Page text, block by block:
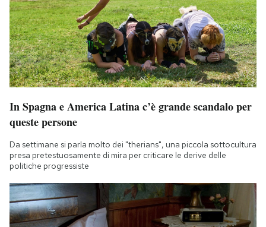
In Spagna e America Latina c’è grande scandalo per
queste persone
Da settimane si parla molto dei "therians", una piccola sottocultura
presa pretestuosamente di mira per criticare le derive delle
politiche progressiste